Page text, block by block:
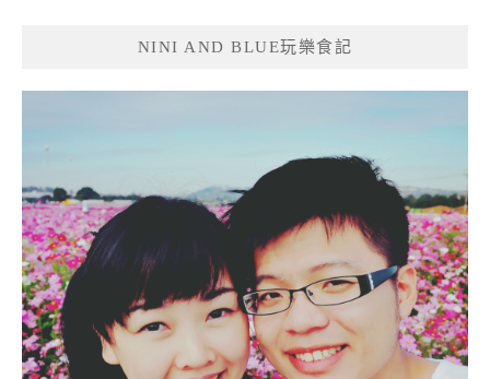
NINI AND BLUE玩樂食記